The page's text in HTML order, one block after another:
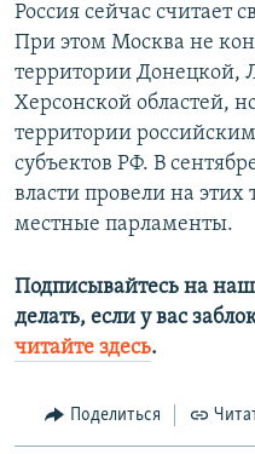
Россия сейчас считает
При этом Москва не
территории Донецкой,
Херсонской областей,
территории
субъектов РФ. В
власти провели на
местные парламенты.
Подписывайтесь на
делать, если у вас
читайте здесь.
Поделиться